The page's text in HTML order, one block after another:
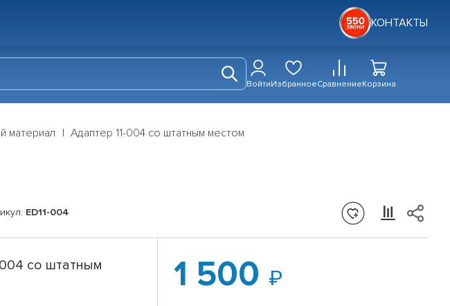
КОНТАКТЫ
ВойтиИзбранноеСравнениеКорзина
материал Адаптер 11-004 со штатным местом
ED11-004
со штатным
1 500